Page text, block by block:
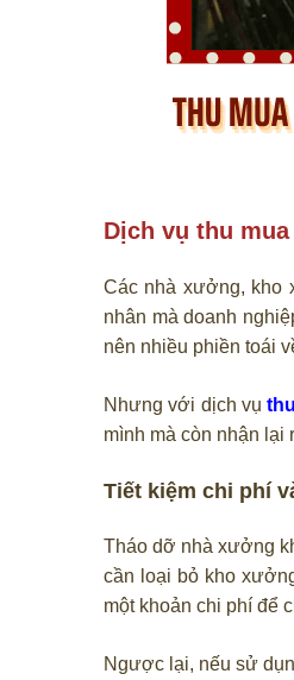
Dịch vụ thu
Các nhà xưởng, kho
nhân mà doanh
nên nhiều phiền toái
Nhưng với dịch vụ
mình mà còn nhận lại
Tiết kiệm chi phí
Tháo dỡ nhà xưởng
cần loại bỏ kho
một khoản chi phí để
Ngược lại, nếu sử